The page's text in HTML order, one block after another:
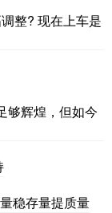
整? 现在上车是
够辉煌，但如今
稳存量提质量